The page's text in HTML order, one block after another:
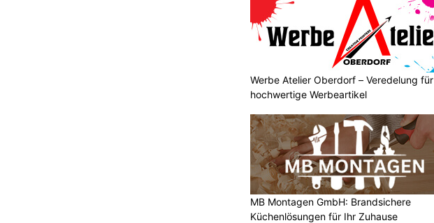
Werbe Atelier Oberdorf – Veredelung für
hochwertige Werbeartikel
MB Montagen GmbH: Brandsichere
Küchenlösungen für Ihr Zuhause